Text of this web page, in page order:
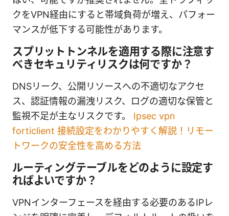
クをVPN経由にすると帯域負荷が増え、パフォー
マンスが低下する可能性があります。
スプリットトンネルを適用する際に注意す
べきセキュリティリスクは何ですか？
DNSリーク、公開リソースへの不適切なアクセ
ス、認証情報の漏洩リスク、ログの適切な保管と
監視不足が主なリスクです。 Ipsec vpn
forticlient 接続設定をわかりやすく解説！リモー
トワークの安全性を高める方法
ルーティングテーブルをどのように設定す
ればよいですか？
VPNインターフェースを経由する必要のあるIPレ